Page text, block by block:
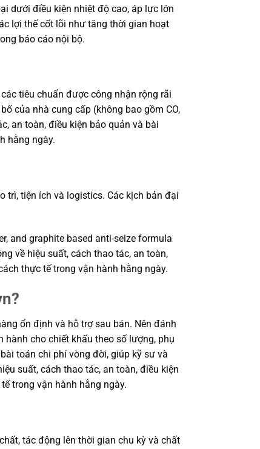
dưới điều kiện nhiệt độ cao, áp lực lớn
lợi thế cốt lõi như tăng thời gian hoạt
báo cáo nội bộ.
tiêu chuẩn được công nhận rộng rãi
của nhà cung cấp (không bao gồm CO,
an toàn, điều kiện bảo quản và bài
hằng ngày.
trì, tiện ích và logistics. Các kịch bản đại
and graphite based anti-seize formula
về hiệu suất, cách thao tác, an toàn,
thực tế trong vận hành hằng ngày.
ổn định và hỗ trợ sau bán. Nên đánh
cho chiết khấu theo số lượng, phụ
toán chi phí vòng đời, giúp kỹ sư và
suất, cách thao tác, an toàn, điều kiện
trong vận hành hằng ngày.
tác động lên thời gian chu kỳ và chất